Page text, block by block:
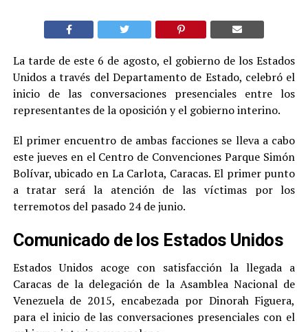
La tarde de este 6 de agosto, el gobierno de los Estados
Unidos a través del Departamento de Estado, celebró el
inicio de las conversaciones presenciales entre los
representantes de la oposición y el gobierno interino.
El primer encuentro de ambas facciones se lleva a cabo
este jueves en el Centro de Convenciones Parque Simón
Bolívar, ubicado en La Carlota, Caracas. El primer punto
a tratar será la atención de las víctimas por los
terremotos del pasado 24 de junio.
Comunicado de los Estados Unidos
Estados Unidos acoge con satisfacción la llegada a
Caracas de la delegación de la Asamblea Nacional de
Venezuela de 2015, encabezada por Dinorah Figuera,
para el inicio de las conversaciones presenciales con el